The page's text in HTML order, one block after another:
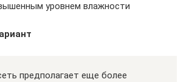
уровнем влажности
предполагает еще более